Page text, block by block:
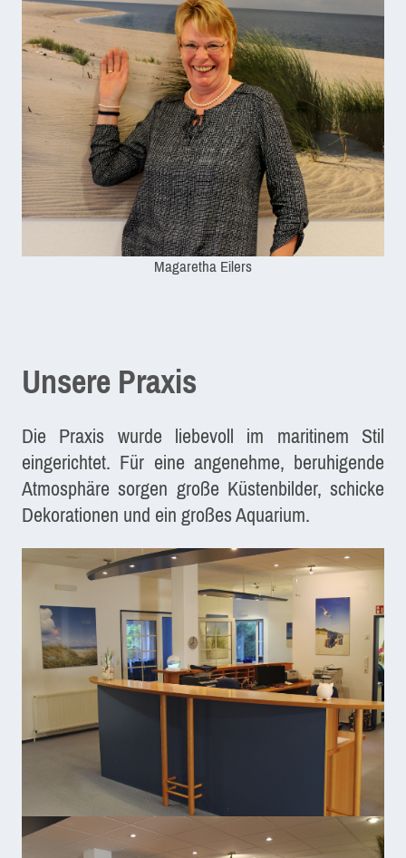
Magaretha Eilers
Unsere Praxis
Die Praxis wurde liebevoll im maritinem Stil
eingerichtet. Für eine angenehme, beruhigende
Atmosphäre sorgen große Küstenbilder, schicke
Dekorationen und ein großes Aquarium.